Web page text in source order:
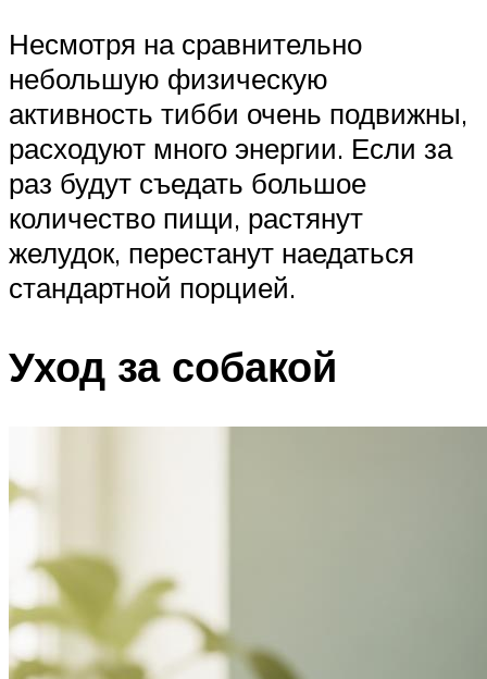
Несмотря на сравнительно
небольшую физическую
активность тибби очень подвижны,
расходуют много энергии. Если за
раз будут съедать большое
количество пищи, растянут
желудок, перестанут наедаться
стандартной порцией.
Уход за собакой